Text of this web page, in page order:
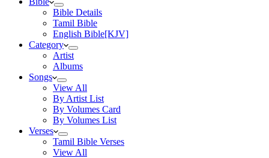
Bible Details
Tamil Bible
English Bible[KJV]
Category
Artist
Albums
Songs
View All
By Artist List
By Volumes Card
By Volumes List
Verses
Tamil Bible Verses
View All